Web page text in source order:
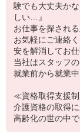
験でも大丈夫か
しい…』
お仕事を探され
お気軽にご連絡
安を解消してお
当社はスタッフ
就業前から就業
≪資格取得支援
介護資格の取得
高齢化の世の中